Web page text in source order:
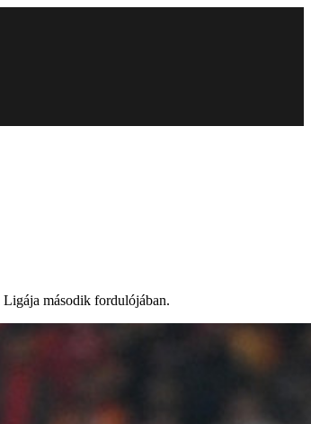
második fordulójában.